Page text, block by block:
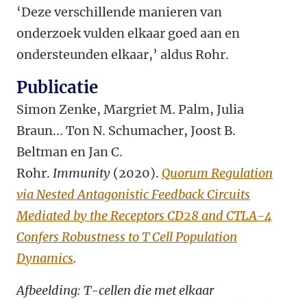
‘Deze verschillende manieren van
onderzoek vulden elkaar goed aan en
ondersteunden elkaar,’ aldus Rohr.
Publicatie
Simon Zenke, Margriet M. Palm, Julia
Braun... Ton N. Schumacher, Joost B.
Beltman en Jan C.
Rohr. Immunity (2020). Quorum Regulation
via Nested Antagonistic Feedback Circuits
Mediated by the Receptors CD28 and CTLA-4
Confers Robustness to T Cell Population
Dynamics.
Afbeelding: T-cellen die met elkaar